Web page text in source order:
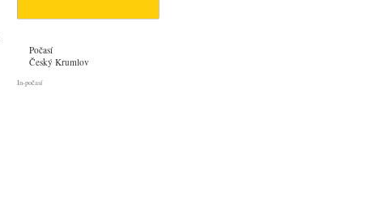
Počasí
Český Krumlov
In-počasí